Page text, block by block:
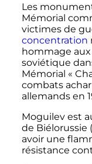
Les
Mémorial
victimes de
concentration
hommage
soviétique
Mémorial «
combats
allemands en
Moguilev est
de Biélorussie
avoir une
résistance